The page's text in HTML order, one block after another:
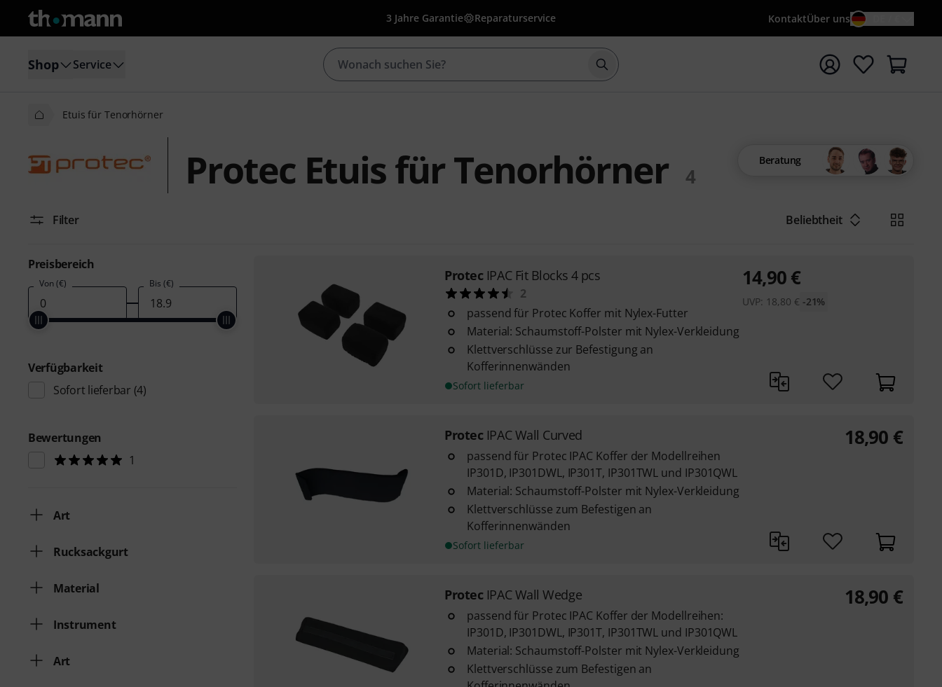
3 Jahre Garantie Reparaturservice KontaktÜber uns
Shop Service Suche mit Suchwort {searchTerm} starten
Etuis für Tenorhörner
Protec Etuis für Tenorhörner 4
Beratung
Filter Beliebtheit
Preisbereich
Von (€) Bis (€)
Verfügbarkeit
Sofort lieferbar (4)
Bewertungen
1
Art
Rucksackgurt
Material
Instrument
Art
Protec IPAC Fit Blocks 4 pcs
2
passend für Protec Koffer mit Nylex-Futter
Material: Schaumstoff-Polster mit Nylex-Verkleidung
Klettverschlüsse zur Befestigung an
Kofferinnenwänden
Sofort lieferbar
14,90€
UVP: 18,80 € -21%
Protec IPAC Wall Curved
passend für Protec IPAC Koffer der Modellreihen
IP301D, IP301DWL, IP301T, IP301TWL und IP301QWL
Material: Schaumstoff-Polster mit Nylex-Verkleidung
Klettverschlüsse zum Befestigen an
Kofferinnenwänden
Sofort lieferbar
18,90 €
Protec IPAC Wall Wedge
passend für Protec IPAC Koffer der Modellreihen:
IP301D, IP301DWL, IP301T, IP301TWL und IP301QWL
Material: Schaumstoff-Polster mit Nylex-Verkleidung
Klettverschlüsse zum Befestigen an
18,90 €